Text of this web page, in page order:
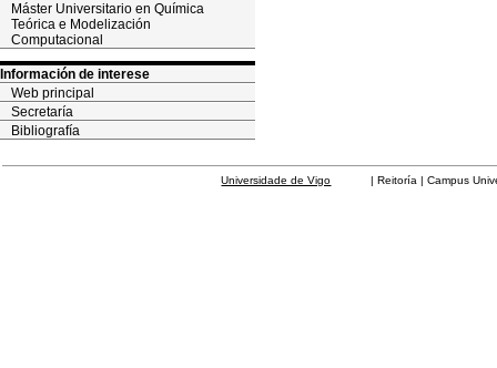
Máster Universitario en Química
Teórica e Modelización
Computacional
Información de interese
Web principal
Secretaría
Bibliografía
Universidade de Vigo | Reitoría | Campus